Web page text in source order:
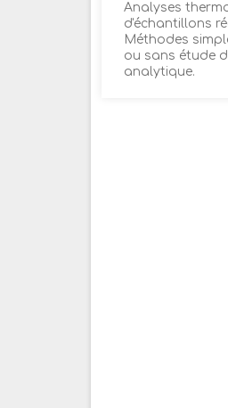
Analyses
d'échantillons
Méthodes
ou sans étude
analytique.